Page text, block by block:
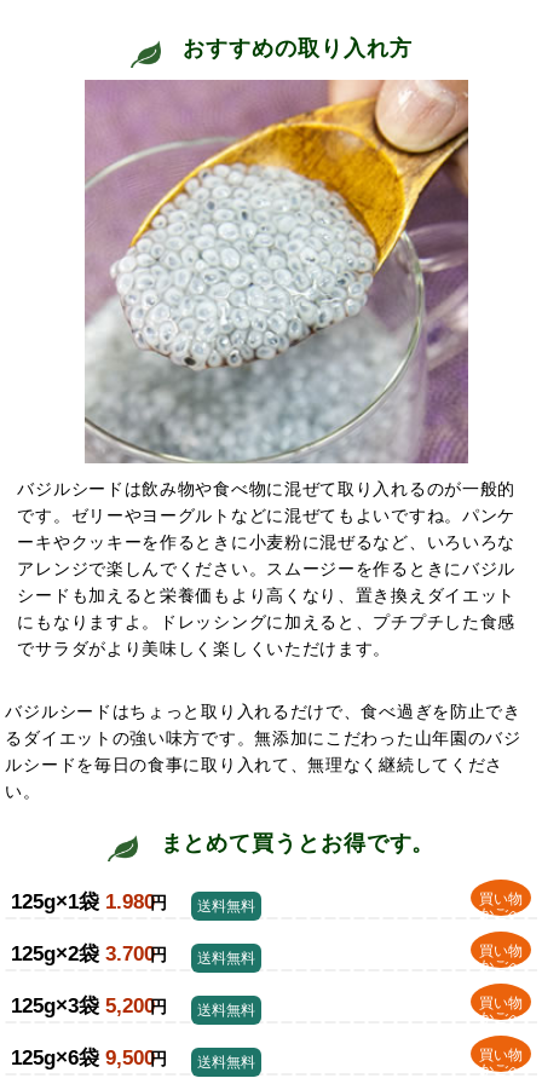
おすすめの取り入れ方
バジルシードは飲み物や食べ物に混ぜて取り入れるのが一般的
です。ゼリーやヨーグルトなどに混ぜてもよいですね。パンケ
ーキやクッキーを作るときに小麦粉に混ぜるなど、いろいろな
アレンジで楽しんでください。スムージーを作るときにバジル
シードも加えると栄養価もより高くなり、置き換えダイエット
にもなりますよ。ドレッシングに加えると、プチプチした食感
でサラダがより美味しく楽しくいただけます。
バジルシードはちょっと取り入れるだけで、食べ過ぎを防止でき
るダイエットの強い味方です。無添加にこだわった山年園のバジ
ルシードを毎日の食事に取り入れて、無理なく継続してくださ
い。
まとめて買うとお得です。
125g×1袋 1.980円
買い物
かごへ
送料無料
125g×2袋 3.700円
買い物
かごへ
送料無料
125g×3袋 5,200円
買い物
かごへ
送料無料
125g×6袋 9,500円
買い物
かごへ
送料無料